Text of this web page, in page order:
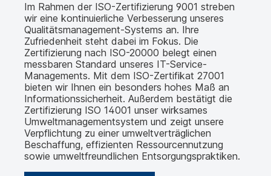
Im Rahmen der ISO-Zertifizierung 9001 streben
wir eine kontinuierliche Verbesserung unseres
Qualitätsmanagement-Systems an. Ihre
Zufriedenheit steht dabei im Fokus. Die
Zertifizierung nach ISO-20000 belegt einen
messbaren Standard unseres IT-Service-
Managements. Mit dem ISO-Zertifikat 27001
bieten wir Ihnen ein besonders hohes Maß an
Informationssicherheit. Außerdem bestätigt die
Zertifizierung ISO 14001 unser wirksames
Umweltmanagementsystem und zeigt unsere
Verpflichtung zu einer umweltverträglichen
Beschaffung, effizienten Ressourcennutzung
sowie umweltfreundlichen Entsorgungspraktiken.